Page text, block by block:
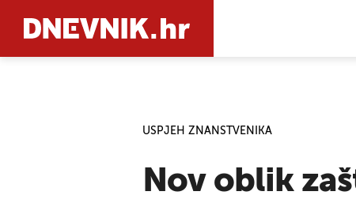
USPJEH ZNANSTVENIKA
Nov oblik